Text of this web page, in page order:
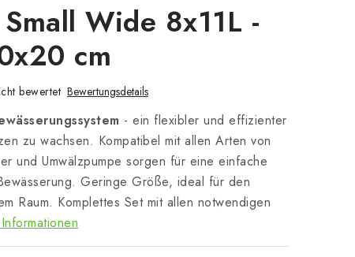
Wide 8x11L -
cm
bewertet Bewertungsdetails
- ein flexibler und effizienter
zu wachsen. Kompatibel mit allen Arten von
und Umwälzpumpe sorgen für eine einfache
Geringe Größe, ideal für den
Raum. Komplettes Set mit allen notwendigen